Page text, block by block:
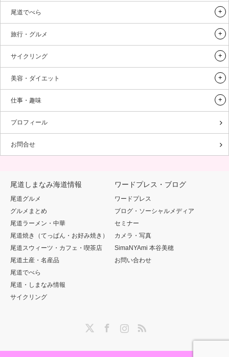
尾道でべら
旅行・グルメ
サイクリング
美容・ダイエット
仕事・趣味
プロフィール
お問合せ
尾道しまなみ海道情報
尾道グルメ
グルメまとめ
尾道ラーメン・中華
尾道焼き（てっぱん・お好み焼き）
尾道スウィーツ・カフェ・喫茶店
尾道土産・名産品
尾道でべら
尾道・しまなみ情報
サイクリング
ワードプレス・ブログ
ワードプレス
ブログ・ソーシャルメディア
セミナー
カメラ・写真
SimaNYAmi 本谷美穂
お問い合わせ
InstagramRSS